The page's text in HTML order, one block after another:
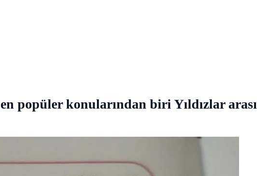
popüler konularından biri Yıldızlar